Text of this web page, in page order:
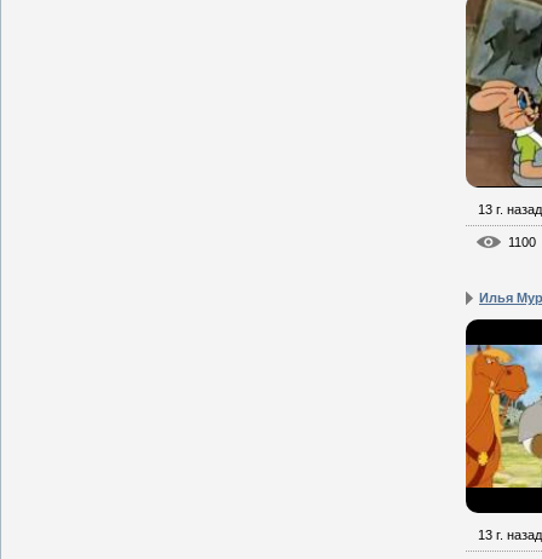
13 г. назад
1100
Илья
13 г. назад